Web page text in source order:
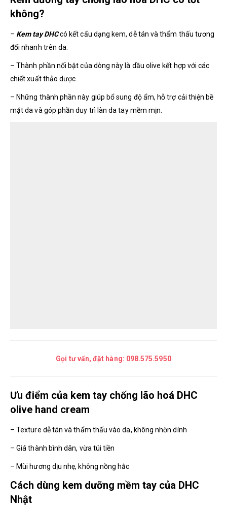
không?
– Kem tay DHCcó kết cấu dạng kem, dễ tán và thẩm thấu tương
đối nhanh trên da.
– Thành phần nổi bật của dòng này là dầu olive kết hợp với các
chiết xuất thảo dược.
– Những thành phần này giúp bổ sung độ ẩm, hỗ trợ cải thiện bề
mặt da và góp phần duy trì làn da tay mềm mịn.
Gọi tư vấn, đặt hàng: 098.575.5950
Ưu điểm của kem tay chống lão hoá DHC
olive hand cream
– Texture dễ tán và thẩm thấu vào da, không nhờn dính
– Giá thành bình dân, vừa túi tiền
– Mùi hương dịu nhẹ, không nồng hắc
Cách dùng kem dưỡng mềm tay của DHC
Nhật